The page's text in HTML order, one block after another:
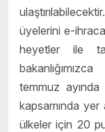
üyelerini e-
heyetler ile
temmuz ayında
kapsamında
ülkeler için 20